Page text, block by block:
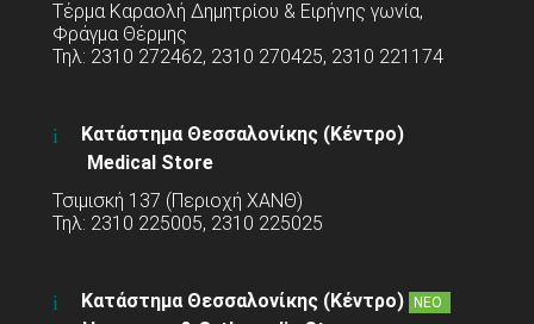
Τέρμα Καραολή Δημητρίου & Ειρήνης γωνία,
Φράγμα Θέρμης
Τηλ: 2310 272462, 2310 270425, 2310 221174
Κατάστημα Θεσσαλονίκης (Κέντρο)
Medical Store
Τσιμισκή 137 (Περιοχή ΧΑΝΘ)
Τηλ: 2310 225005, 2310 225025
Κατάστημα Θεσσαλονίκης (Κέντρο) ΝΕΟ